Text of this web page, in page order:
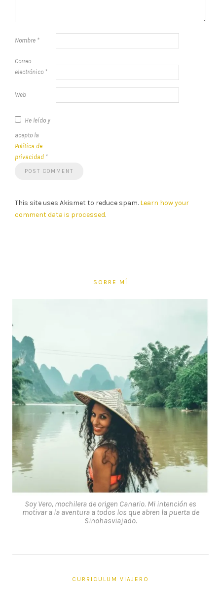
Nombre *
Correo
electrónico *
Web
He leído y
acepto la
Política de
privacidad *
This site uses Akismet to reduce spam. Learn how your
comment data is processed.
SOBRE MÍ
Soy Vero, mochilera de origen Canario. Mi intención es
motivar a la aventura a todos los que abren la puerta de
Sinohasviajado.
CURRICULUM VIAJERO